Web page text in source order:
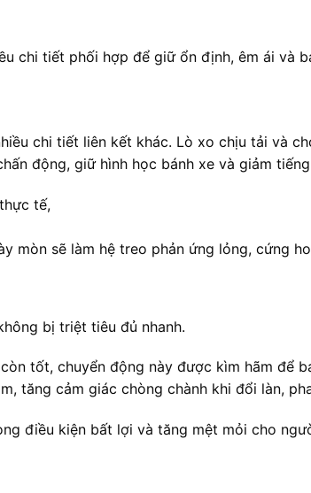
chi tiết phối hợp để giữ ổn định, êm ái và
chi tiết liên kết khác. Lò xo chịu tải và
động, giữ hình học bánh xe và giảm
tế,
mòn sẽ làm hệ treo phản ứng lỏng, cứng
bị triệt tiêu đủ nhanh.
tốt, chuyển động này được kìm hãm để
tăng cảm giác chòng chành khi đổi làn,
điều kiện bất lợi và tăng mệt mỏi cho